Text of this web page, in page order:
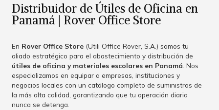
Distribuidor de Útiles de Oficina en
Panamá | Rover Office Store
En Rover Office Store (Utili Office Rover, S.A.) somos tu
aliado estratégico para el abastecimiento y distribución de
útiles de oficina y materiales escolares en Panamá . Nos
especializamos en equipar a empresas, instituciones y
negocios locales con un catálogo completo de suministros de
la más alta calidad, garantizando que tu operación diaria
nunca se detenga.